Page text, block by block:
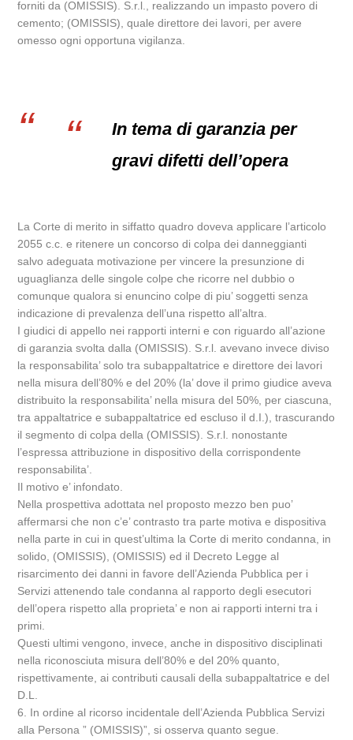
forniti da (OMISSIS). S.r.l., realizzando un impasto povero di
cemento; (OMISSIS), quale direttore dei lavori, per avere
omesso ogni opportuna vigilanza.
In tema di garanzia per
gravi difetti dell’opera
La Corte di merito in siffatto quadro doveva applicare l’articolo
2055 c.c. e ritenere un concorso di colpa dei danneggianti
salvo adeguata motivazione per vincere la presunzione di
uguaglianza delle singole colpe che ricorre nel dubbio o
comunque qualora si enuncino colpe di piu’ soggetti senza
indicazione di prevalenza dell’una rispetto all’altra.
I giudici di appello nei rapporti interni e con riguardo all’azione
di garanzia svolta dalla (OMISSIS). S.r.l. avevano invece diviso
la responsabilita’ solo tra subappaltatrice e direttore dei lavori
nella misura dell’80% e del 20% (la’ dove il primo giudice aveva
distribuito la responsabilita’ nella misura del 50%, per ciascuna,
tra appaltatrice e subappaltatrice ed escluso il d.I.), trascurando
il segmento di colpa della (OMISSIS). S.r.l. nonostante
l’espressa attribuzione in dispositivo della corrispondente
responsabilita’.
Il motivo e’ infondato.
Nella prospettiva adottata nel proposto mezzo ben puo’
affermarsi che non c’e’ contrasto tra parte motiva e dispositiva
nella parte in cui in quest’ultima la Corte di merito condanna, in
solido, (OMISSIS), (OMISSIS) ed il Decreto Legge al
risarcimento dei danni in favore dell’Azienda Pubblica per i
Servizi attenendo tale condanna al rapporto degli esecutori
dell’opera rispetto alla proprieta’ e non ai rapporti interni tra i
primi.
Questi ultimi vengono, invece, anche in dispositivo disciplinati
nella riconosciuta misura dell’80% e del 20% quanto,
rispettivamente, ai contributi causali della subappaltatrice e del
D.L.
6. In ordine al ricorso incidentale dell’Azienda Pubblica Servizi
alla Persona ” (OMISSIS)”, si osserva quanto segue.